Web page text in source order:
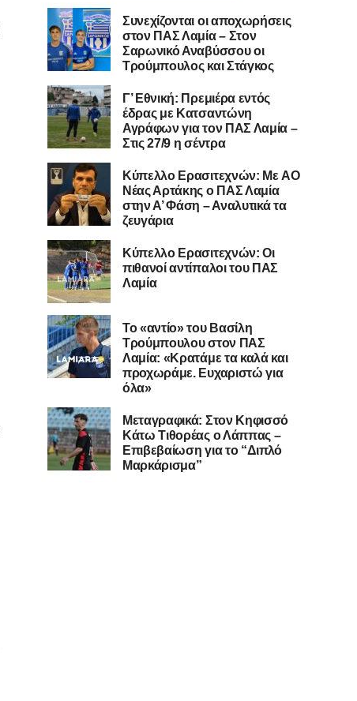
Συνεχίζονται οι αποχωρήσεις
στον ΠΑΣ Λαμία – Στον
Σαρωνικό Αναβύσσου οι
Τρούμπουλος και Στάγκος
Γ’ Εθνική: Πρεμιέρα εντός
έδρας με Κατσαντώνη
Αγράφων για τον ΠΑΣ Λαμία –
Στις 27/9 η σέντρα
Kύπελλο Ερασιτεχνών: Με AO
Nέας Αρτάκης ο ΠΑΣ Λαμία
στην Α’ Φάση – Αναλυτικά τα
ζευγάρια
Κύπελλο Ερασιτεχνών: Οι
πιθανοί αντίπαλοι του ΠΑΣ
Λαμία
Το «αντίο» του Βασίλη
Τρούμπουλου στον ΠΑΣ
Λαμία: «Κρατάμε τα καλά και
προχωράμε. Ευχαριστώ για
όλα»
Μεταγραφικά: Στον Κηφισσό
Κάτω Τιθορέας ο Λάππας –
Επιβεβαίωση για το “Διπλό
Μαρκάρισμα”